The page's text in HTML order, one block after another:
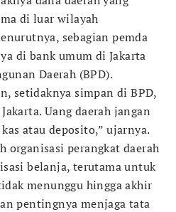
di luar wilayah
sebagian pemda
di bank umum di Jakarta
Daerah (BPD).
setidaknya simpan di BPD,
Uang daerah jangan
atau deposito,” ujarnya.
organisasi perangkat daerah
belanja, terutama untuk
menunggu hingga akhir
pentingnya menjaga tata